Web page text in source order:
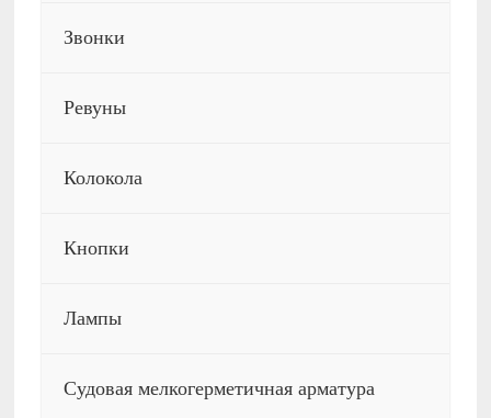
Звонки
Ревуны
Колокола
Кнопки
Лампы
Судовая мелкогерметичная арматура